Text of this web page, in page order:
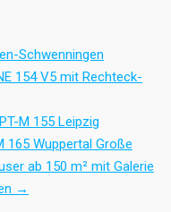
Große
ab 150 m² mit Galerie
→